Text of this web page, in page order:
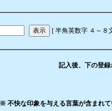
表示 [ 半角英数字 ４～８
記入後、下の登
※ 不快な印象を与える言葉が含まれ